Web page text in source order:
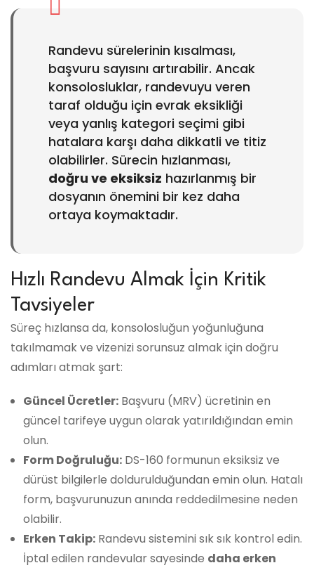
Randevu sürelerinin kısalması,
başvuru sayısını artırabilir. Ancak
konsolosluklar, randevuyu veren
taraf olduğu için evrak eksikliği
veya yanlış kategori seçimi gibi
hatalara karşı daha dikkatli ve titiz
olabilirler. Sürecin hızlanması,
doğru ve eksiksiz hazırlanmış bir
dosyanın önemini bir kez daha
ortaya koymaktadır.
Hızlı Randevu Almak İçin Kritik
Tavsiyeler
Süreç hızlansa da, konsolosluğun yoğunluğuna
takılmamak ve vizenizi sorunsuz almak için doğru
adımları atmak şart:
Güncel Ücretler: Başvuru (MRV) ücretinin en
güncel tarifeye uygun olarak yatırıldığından emin
olun.
Form Doğruluğu: DS-160 formunun eksiksiz ve
dürüst bilgilerle doldurulduğundan emin olun. Hatalı
form, başvurunuzun anında reddedilmesine neden
olabilir.
Erken Takip: Randevu sistemini sık sık kontrol edin.
İptal edilen randevular sayesinde daha erken